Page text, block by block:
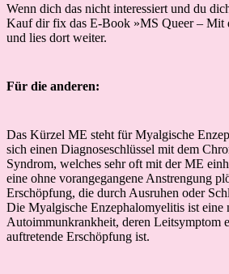
Wenn dich das nicht interessiert und du
Kauf dir fix das E-Book »MS Queer – Mit
und lies dort weiter.
Für die anderen:
Das Kürzel ME steht für Myalgische
sich einen Diagnoseschlüssel mit dem
Syndrom, welches sehr oft mit der ME
eine ohne vorangegangene Anstrengung
Erschöpfung, die durch Ausruhen oder
Die Myalgische Enzephalomyelitis ist eine
Autoimmunkrankheit, deren Leitsymptom
auftretende Erschöpfung ist.